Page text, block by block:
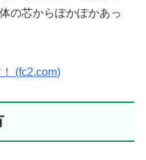
の芯からぽかぽかあっ
(fc2.com)